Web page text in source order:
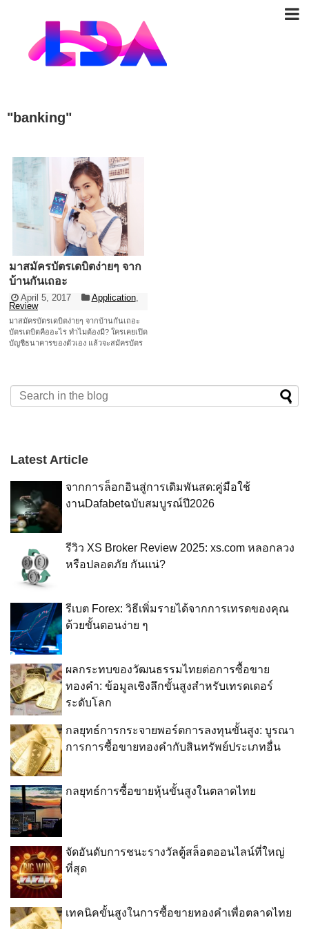
"banking"
มาสมัครบัตรเดบิตง่ายๆ จาก
บ้านกันเถอะ
April 5, 2017 Application,
Review
มาสมัครบัตรเดบิตง่ายๆ จากบ้านกันเถอะ
บัตรเดบิตคืออะไร ทำไมต้องมี? ใครเคยเปิด
บัญชีธนาคารของตัวเอง แล้วจะสมัครบัตร
ATM กับ บัตรเดบิต นั้นก็เหมือนๆ กัน ใช้ได้
แค่ฝากแล้วก็ถอนเงินจากตู้ ATM เท่านั้น
แล้วเราจะสมัครบัตรเดบิตไป
ค่ะ บัตรเดบิต นั้นเป็นคล้ายๆ กับลูกผสม
ของบัตร ATM และบัตร Credit เพราะ
จากตู้ เหมือนบัตร ATM ได้แล้ว บัตรเดบิต
ยังสามารถใช้รูดเพื่อซื้อสินค้าต่างๆ ไม่ว่าจะ
เป็นตามห้างร้าน หรือร้านค้าออนไลน์ ไป
จนถึงจองตั๋วเครื่องบิน จองโรงแรม หรือ
แม้แต่ซื้อแอพ ซื้อสติ๊กเกอร์ ได้เหมือนบัตร
เครดิตอีกด้วย แตกต่างแค่วงเงินของบัตร
เดบิตก็คือเงินปัจจุบันที่เรามีในบัญชีที่เราผูก
ไว้กับบัตรเดบิต เพราะเมื่อรูดไประบบก็จะ
ตัดเงินจากบัญชีที่เราผูกไว้ ในขณะที่บัตร
เครดิตนั้นจะเป็นวงเงินต่างหากในลักษณะ
เดบิต ก็จะทำให้เราสามารถจัดการการเงิน
ของเราได้ง่ายขึ้นด้วยค่ะ นอกจากตัวบัตร
เดบิตเองจะมีประโยชน์ให้เจ้าของสะดวก
สบายแล้ว บัตรเดบิตของแต่ละธนาคารก็มี
จุดเด่น ข้อดี และสิทธิประโยชน์เพิ่มเติมมา
ให้กับผู้ถือบัตรเดบิตด้วย [&hellip;]
Latest Article
จากการล็อกอินสู่การเดิมพันสด:คู่มือใช้
งานDafabetฉบับสมบูรณ์ปี2026
รีวิว XS Broker Review 2025: xs.com หลอกลวง
หรือปลอดภัย กันแน่?
รีเบต Forex: วิธีเพิ่มรายได้จากการเทรดของคุณ
ด้วยขั้นตอนง่าย ๆ
ผลกระทบของวัฒนธรรมไทยต่อการซื้อขาย
ทองคำ: ข้อมูลเชิงลึกขั้นสูงสำหรับเทรดเดอร์
ระดับโลก
กลยุทธ์การกระจายพอร์ตการลงทุนขั้นสูง: บูรณา
การการซื้อขายทองคำกับสินทรัพย์ประเภทอื่น
กลยุทธ์การซื้อขายหุ้นขั้นสูงในตลาดไทย
จัดอันดับการชนะรางวัลตู้สล็อตออนไลน์ที่ใหญ่
ที่สุด
เทคนิคขั้นสูงในการซื้อขายทองคำเพื่อตลาดไทย